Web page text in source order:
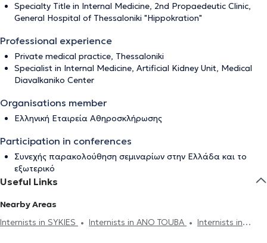
Specialty Title in Internal Medicine, 2nd Propaedeutic Clinic,
General Hospital of Thessaloniki "Hippokration"
Professional experience
Private medical practice, Thessaloniki
Specialist in Internal Medicine, Artificial Kidney Unit, Medical
Diavalkaniko Center
Organisations member
Ελληνική Εταιρεία Αθηροσκλήρωσης
Participation in conferences
Συνεχής παρακολούθηση σεμιναρίων στην Ελλάδα και το
εξωτερικό
Useful Links
Nearby Areas
Internists in SYKIES
Internists in ANO TOUBA
Internists in